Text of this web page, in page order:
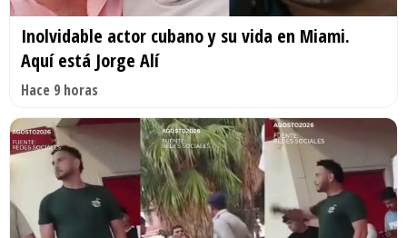
Inolvidable actor cubano y su vida en Miami.
Aquí está Jorge Alí
Hace 9 horas